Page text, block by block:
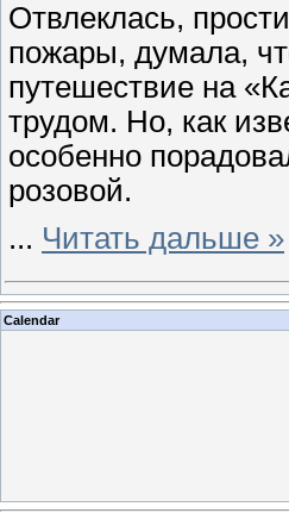
Отвлеклась,
пожары, думала,
путешествие на
трудом. Но, как
особенно
розовой.
... Читать дальше »
Calendar